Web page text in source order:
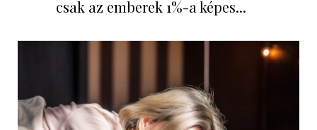
csak az emberek 1%-a képes...